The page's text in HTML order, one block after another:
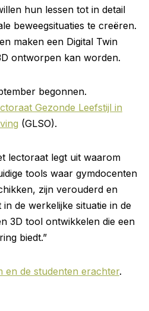
hun lessen tot in detail
beweegsituaties te creëren.
maken een Digital Twin
ontworpen kan worden.
begonnen.
Gezonde Leefstijl in
(GLSO).
lectoraat legt uit waarom
tools waar gymdocenten
zijn verouderd en
de werkelijke situatie in de
3D tool ontwikkelen die een
biedt.”
en de studenten erachter.